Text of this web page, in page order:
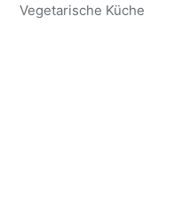
Vegetarische Küche